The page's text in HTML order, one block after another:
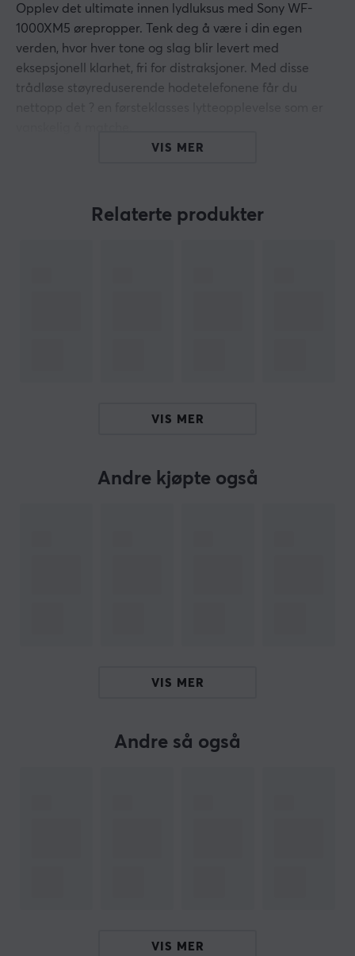
Opplev det ultimate innen lydluksus med Sony WF-
1000XM5 ørepropper. Tenk deg å være i din egen
verden, hvor hver tone og slag blir levert med
eksepsjonell klarhet, fri for distraksjoner. Med disse
trådløse støyreduserende hodetelefonene får du
støyreduksjonsteknologiene på markedet. Enten du er
på en travel kafé eller på et overfylt tog, skaper WF-
Hi-Res Audio og DSEE Extreme kan du nyte lyd i
audiofile som nekter å gå på akkord med lydkvaliteten.
teksten, kan du gjerne dele tilbakemeldinger med meg.
- Sony er et japansk multinasjonalt selskap
VIS MER
Relaterte produkter
VIS MER
Andre kjøpte også
VIS MER
Andre så også
VIS MER